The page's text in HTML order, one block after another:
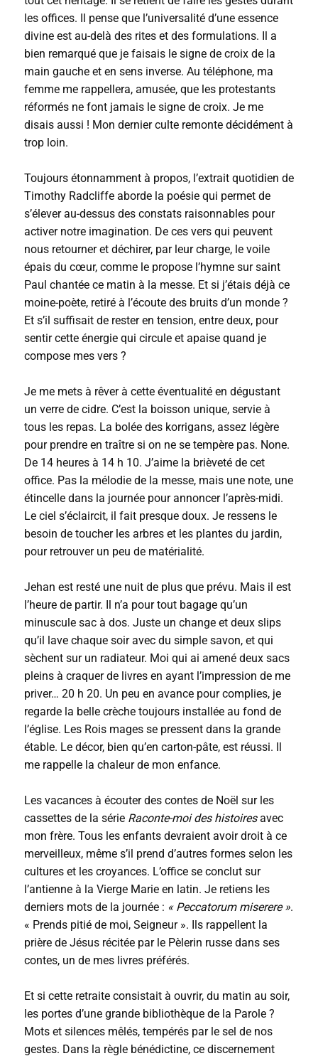
les offices. Il pense que l’universalité d’une essence
divine est au-delà des rites et des formulations. Il a
bien remarqué que je faisais le signe de croix de la
main gauche et en sens inverse. Au téléphone, ma
femme me rappellera, amusée, que les protestants
réformés ne font jamais le signe de croix. Je me
disais aussi ! Mon dernier culte remonte décidément à
trop loin.
Toujours étonnamment à propos, l’extrait quotidien de
Timothy Radcliffe aborde la poésie qui permet de
s’élever au-dessus des constats raisonnables pour
activer notre imagination. De ces vers qui peuvent
nous retourner et déchirer, par leur charge, le voile
épais du cœur, comme le propose l’hymne sur saint
Paul chantée ce matin à la messe. Et si j’étais déjà ce
moine-poète, retiré à l’écoute des bruits d’un monde ?
Et s’il suffisait de rester en tension, entre deux, pour
sentir cette énergie qui circule et apaise quand je
compose mes vers ?
Je me mets à rêver à cette éventualité en dégustant
un verre de cidre. C’est la boisson unique, servie à
tous les repas. La bolée des korrigans, assez légère
pour prendre en traître si on ne se tempère pas. None.
De 14 heures à 14 h 10. J’aime la brièveté de cet
office. Pas la mélodie de la messe, mais une note, une
étincelle dans la journée pour annoncer l’après-midi.
Le ciel s’éclaircit, il fait presque doux. Je ressens le
besoin de toucher les arbres et les plantes du jardin,
pour retrouver un peu de matérialité.
Jehan est resté une nuit de plus que prévu. Mais il est
l’heure de partir. Il n’a pour tout bagage qu’un
minuscule sac à dos. Juste un change et deux slips
qu’il lave chaque soir avec du simple savon, et qui
sèchent sur un radiateur. Moi qui ai amené deux sacs
pleins à craquer de livres en ayant l’impression de me
priver… 20 h 20. Un peu en avance pour complies, je
regarde la belle crèche toujours installée au fond de
l’église. Les Rois mages se pressent dans la grande
étable. Le décor, bien qu’en carton-pâte, est réussi. Il
me rappelle la chaleur de mon enfance.
Les vacances à écouter des contes de Noël sur les
cassettes de la série Raconte-moi des histoiresavec
mon frère. Tous les enfants devraient avoir droit à ce
merveilleux, même s’il prend d’autres formes selon les
cultures et les croyances. L’office se conclut sur
l’antienne à la Vierge Marie en latin. Je retiens les
derniers mots de la journée : « Peccatorum miserere ».
« Prends pitié de moi, Seigneur ». Ils rappellent la
prière de Jésus récitée par le Pèlerin russe dans ses
contes, un de mes livres préférés.
Et si cette retraite consistait à ouvrir, du matin au soir,
les portes d’une grande bibliothèque de la Parole ?
Mots et silences mêlés, tempérés par le sel de nos
gestes. Dans la règle bénédictine, ce discernement